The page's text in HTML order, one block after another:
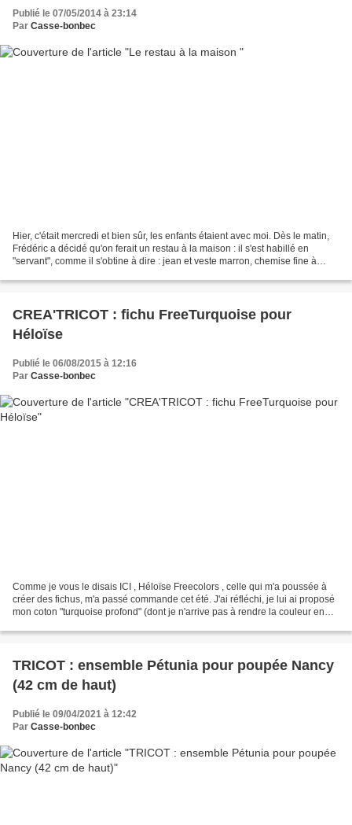
Publié le 07/05/2014 à 23:14
Par Casse-bonbec
Hier, c'était mercredi et bien sûr, les enfants étaient avec moi. Dès le matin,
Frédéric a décidé qu'on ferait un restau à la maison : il s'est habillé en
"servant", comme il s'obtine à dire : jean et veste marron, chemise fine à
CREA'TRICOT : fichu FreeTurquoise pour
Héloïse
Publié le 06/08/2015 à 12:16
Par Casse-bonbec
Comme je vous le disais ICI , Héloïse Freecolors , celle qui m'a poussée à
créer des fichus, m'a passé commande cet été. J'ai réfléchi, je lui ai proposé
mon coton "turquoise profond" (dont je n'arrive pas à rendre la couleur en
TRICOT : ensemble Pétunia pour poupée Nancy
(42 cm de haut)
Publié le 09/04/2021 à 12:42
Par Casse-bonbec